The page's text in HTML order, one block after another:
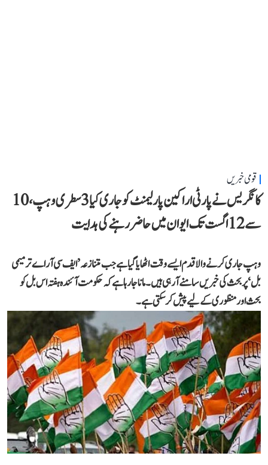
قومی خبریں
کانگریس نے پارٹی اراکین پارلیمنٹ کو جاری کیا 3 سطری وہپ، 10
سے 12 اگست تک ایوان میں حاضر رہنے کی ہدایت
وہپ جاری کرنے والا قدم ایسے وقت اٹھایا گیا ہے جب متنازعہ ’ایف سی آر اے ترمیمی
بل‘ پر بحث کی خبریں سامنے آ رہی ہیں۔ مانا جا رہا ہے کہ حکومت آئندہ ہفتہ اس بل کو
بحث اور منظوری کے لیے پیش کر سکتی ہے۔